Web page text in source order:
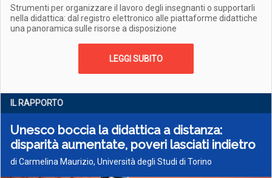
Strumenti per organizzare il lavoro degli insegnanti o supportarli
nella didattica: dal registro elettronico alle piattaforme didattiche
una panoramica sulle risorse a disposizione
LEGGI SUBITO
IL RAPPORTO
Unesco boccia la didattica a distanza:
disparità aumentate, poveri lasciati indietro
di Carmelina Maurizio, Università degli Studi di Torino